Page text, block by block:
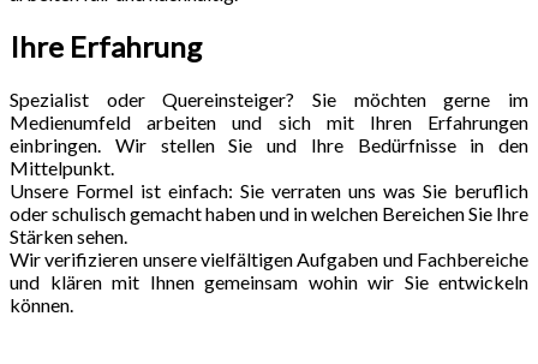
Ihre Erfahrung
Spezialist oder Quereinsteiger? Sie möchten gerne im
Medienumfeld arbeiten und sich mit Ihren Erfahrungen
einbringen. Wir stellen Sie und Ihre Bedürfnisse in den
Mittelpunkt.
Unsere Formel ist einfach: Sie verraten uns was Sie beruflich
oder schulisch gemacht haben und in welchen Bereichen Sie Ihre
Stärken sehen.
Wir verifizieren unsere vielfältigen Aufgaben und Fachbereiche
und klären mit Ihnen gemeinsam wohin wir Sie entwickeln
können.